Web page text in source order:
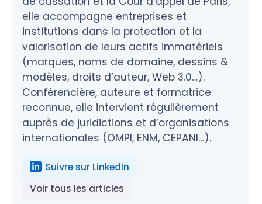
elle accompagne entreprises et
institutions dans la protection et la
valorisation de leurs actifs immatériels
(marques, noms de domaine, dessins &
modèles, droits d’auteur, Web 3.0…).
Conférencière, auteure et formatrice
reconnue, elle intervient régulièrement
auprès de juridictions et d’organisations
internationales (OMPI, ENM, CEPANI…).
Suivre sur LinkedIn
Voir tous les articles